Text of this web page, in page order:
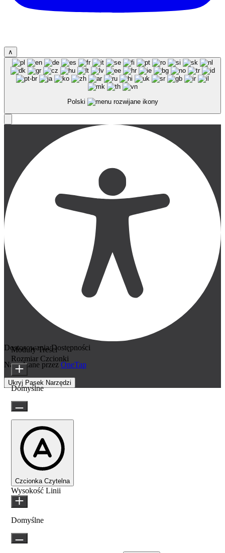
∧
Polski
Dostosowania Dostępności
Napędzane przez OneTap
Ukryj Pasek Narzędzi
Moduły Treści
Rozmiar Czcionki
Domyślne
Czcionka Czytelna
Wysokość Linii
Domyślne